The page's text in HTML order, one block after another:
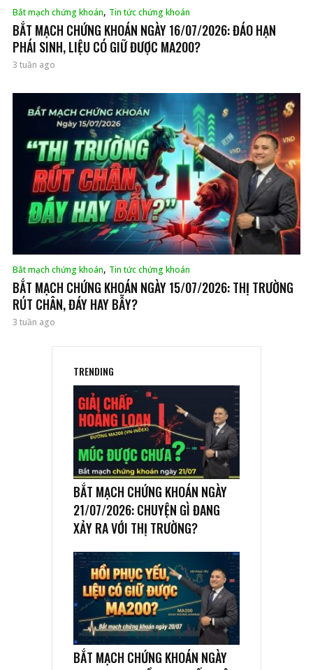
Bắt mạch chứng khoán, Tin tức chứng khoán
BẮT MẠCH CHỨNG KHOÁN NGÀY 16/07/2026: ĐÁO HẠN
PHÁI SINH, LIỆU CÓ GIỮ ĐƯỢC MA200?
3 tuần ago
Bắt mạch chứng khoán, Tin tức chứng khoán
BẮT MẠCH CHỨNG KHOÁN NGÀY 15/07/2026: THỊ TRƯỜNG
RÚT CHÂN, ĐÁY HAY BẪY?
3 tuần ago
TRENDING
BẮT MẠCH CHỨNG KHOÁN NGÀY
21/07/2026: CHUYỆN GÌ ĐANG
XẢY RA VỚI THỊ TRƯỜNG?
BẮT MẠCH CHỨNG KHOÁN NGÀY